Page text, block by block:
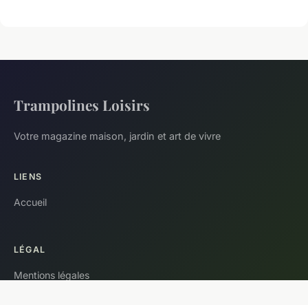
Trampolines Loisirs
Votre magazine maison, jardin et art de vivre
LIENS
Accueil
LÉGAL
Mentions légales